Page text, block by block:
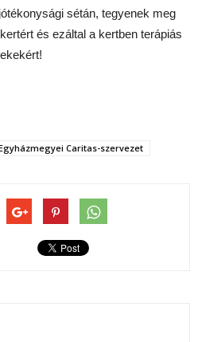
sétán, tegyenek meg
és ezáltal a kertben terápiás
Caritas-szervezet